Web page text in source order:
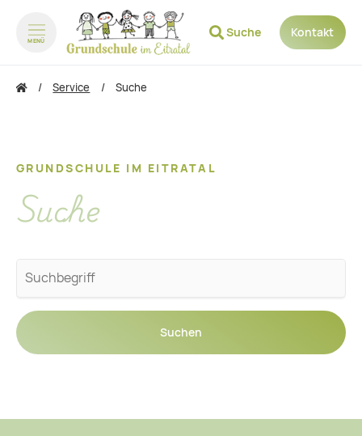
MENÜ
Suche Kontakt
zum Inhalt springen
Service Suche
GRUNDSCHULE IM EITRATAL
Suche
Suchbegriffe
Suchen